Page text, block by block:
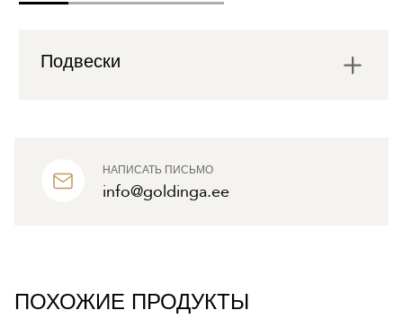
НАПИСАТЬ ПИСЬМО
info@goldinga.ee
Подвески
ПОХОЖИЕ ПРОДУКТЫ